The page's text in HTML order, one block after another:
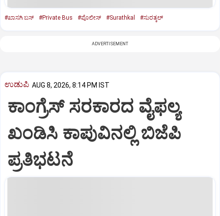
#ಖಾಸಗಿ ಬಸ್‌ #Private Bus #ಪೊಲೀಸ್‌ #Surathkal #ಸುರತ್ಕಲ್
ADVERTISEMENT
ಉಡುಪಿ AUG 8, 2026, 8:14 PM IST
ಕಾಂಗ್ರೆಸ್ ಸರಕಾರದ ವೈಫಲ್ಯ
ಖಂಡಿಸಿ ಕಾಪುವಿನಲ್ಲಿ ಬಿಜೆಪಿ
ಪ್ರತಿಭಟನೆ